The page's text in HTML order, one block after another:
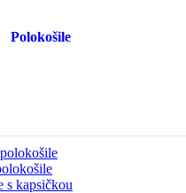
Polokošile
s kapsičkou